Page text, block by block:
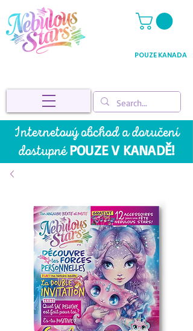
POUZE KANADA
Internetový obchod a doručení
dostupnéPOUZE V KANADĚ!